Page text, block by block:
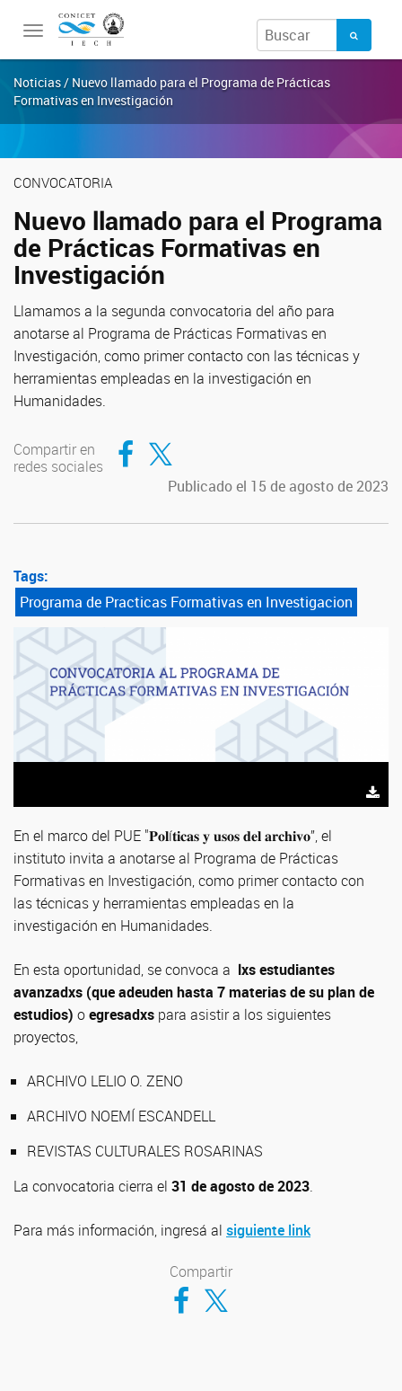
Toggle
Noticias / Nuevo llamado para el Programa de Prácticas
Formativas en Investigación
CONVOCATORIA
Nuevo llamado para el Programa
de Prácticas Formativas en
Investigación
Llamamos a la segunda convocatoria del año para
anotarse al Programa de Prácticas Formativas en
Investigación, como primer contacto con las técnicas y
herramientas empleadas en la investigación en
Humanidades.
Compartir en
redes sociales
Compartir en Facebook
Compartir en Twitter
Publicado el 15 de agosto de 2023
Tags:
Programa de Practicas Formativas en Investigacion
En el marco del PUE "𝐏𝐨𝐥í𝐭𝐢𝐜𝐚𝐬 𝐲 𝐮𝐬𝐨𝐬 𝐝𝐞𝐥 𝐚𝐫𝐜𝐡𝐢𝐯𝐨”, el
instituto invita a anotarse al Programa de Prácticas
Formativas en Investigación, como primer contacto con
las técnicas y herramientas empleadas en la
investigación en Humanidades.
En esta oportunidad, se convoca a lxs estudiantes
avanzadxs (que adeuden hasta 7 materias de su plan de
estudios) oegresadxs para asistir a los siguientes
proyectos,
ARCHIVO LELIO O. ZENO
ARCHIVO NOEMÍ ESCANDELL
REVISTAS CULTURALES ROSARINAS
La convocatoria cierra el 31 de agosto de 2023.
Para más información, ingresá al siguiente link
Compartir
Compartir en Facebook
Compartir en Twitter